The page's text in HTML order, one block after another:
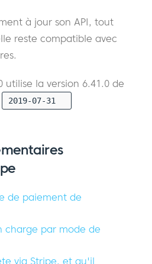
à jour son API, tout
reste compatible avec
utilise la version 6.41.0 de
2019-07-31
de paiement de
charge par mode de
via Stripe, et qu'il